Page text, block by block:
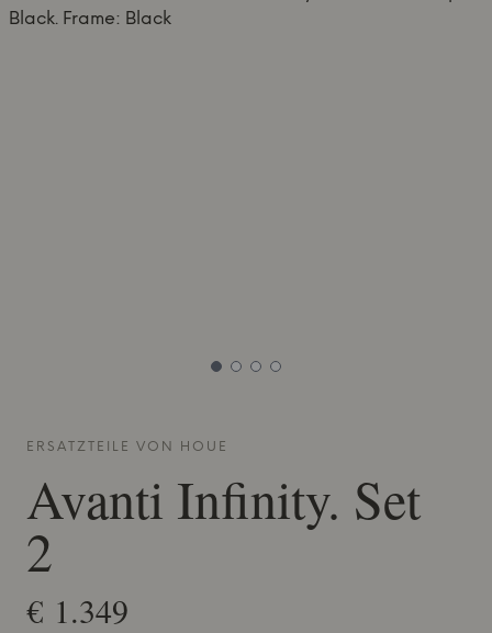
ERSATZTEILE VON HOUE
Avanti Infinity. Set
2
€ 1.349